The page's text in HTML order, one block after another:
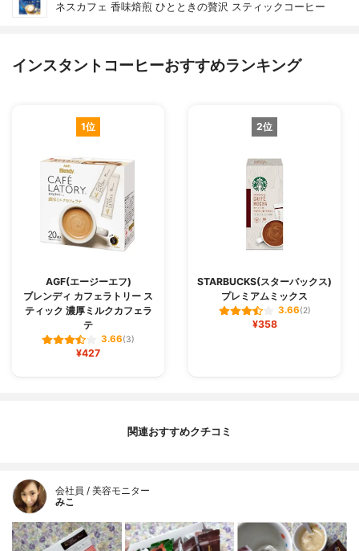
ネスカフェ 香味焙煎 ひとときの贅沢 スティックコーヒー
インスタントコーヒーおすすめランキング
1位
AGF(エージーエフ)
ブレンディ カフェラトリー ス
ティック 濃厚ミルクカフェラ
テ
3.66(3)
¥427
2位
STARBUCKS(スターバックス)
プレミアムミックス
3.66(2)
¥358
関連おすすめクチコミ
会社員 / 美容モニター
みこ